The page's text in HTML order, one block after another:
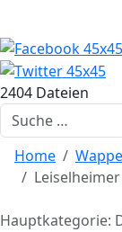
2404 Dateien
Suchen
Home
Hauptkategorie: